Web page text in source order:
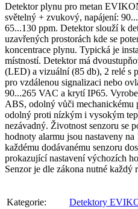
Detektor plynu pro metan
světelný + zvukový, napájení:
65...130 ppm. Detektor slouží k
uzavřených prostorách kde se
koncentrace plynu. Typická je
místností. Detektor má
(LED) a vizuální (85 db), 2 relé s
pro vzdálenou signalizaci nebo
90...265 VAC a krytí IP65.
ABS, odolný vůči mechanickému
odolný proti nízkým i vysokým
nezávadný. Životnost senzoru se
hodnoty alarmu jsou nastaveny
každému dodávanému senzoru
prokazující nastavení výchozích
Senzor je dle zákona nutné každý
Kategorie:
Detektory